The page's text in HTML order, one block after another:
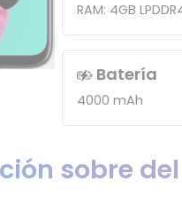
RAM: 4GB
Batería
4000 mAh
sobre